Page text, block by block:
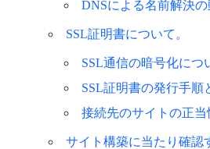
DNSによる名前解決の
SSL証明書について。
SSL通信の暗号化につ
SSL証明書の発行手順
接続先のサイトの正当
サイト構築に当たり確認